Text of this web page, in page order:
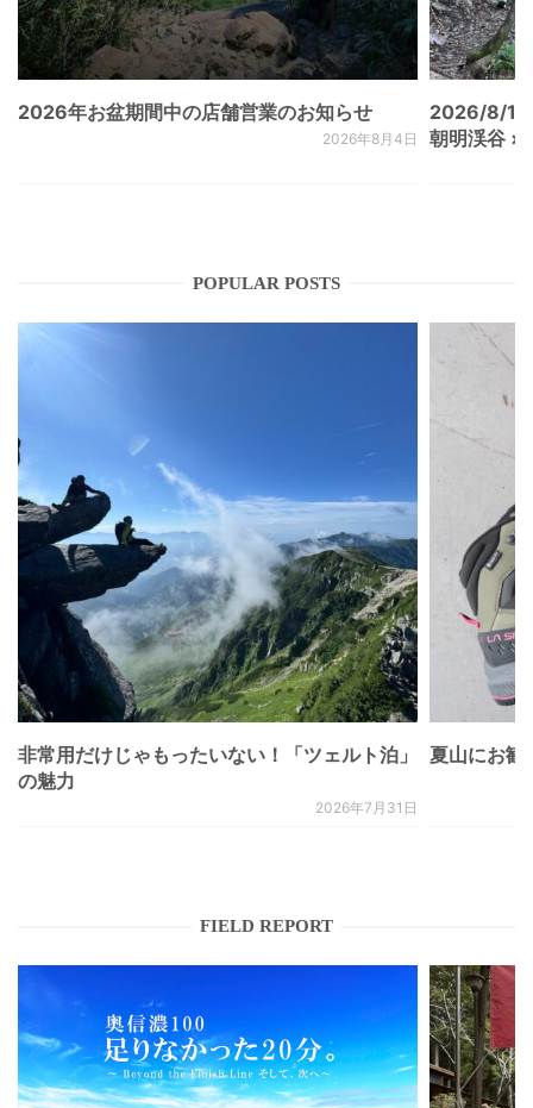
2026年お盆期間中の店舗営業のお知らせ
2026年8月4日
2026/8/
朝明渓谷 ×
POPULAR POSTS
非常用だけじゃもったいない！「ツェルト泊」
の魅力
2026年7月31日
夏山にお
FIELD REPORT